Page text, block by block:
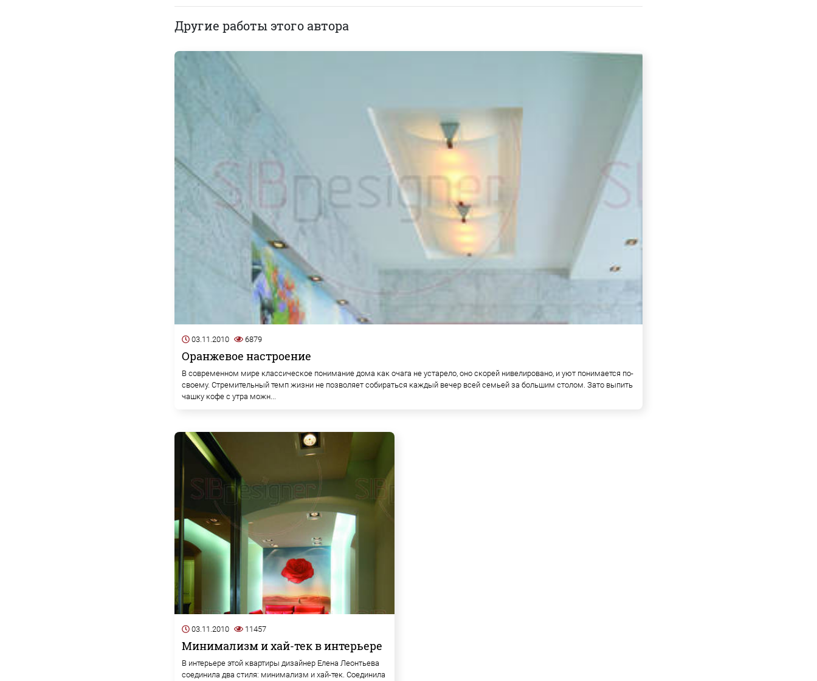
Другие работы этого автора
03.11.2010 6879
Оранжевое настроение
В современном мире классическое понимание дома как очага не устарело, оно скорей нивелировано, и уют понимается по-
своему. Стремительный темп жизни не позволяет собираться каждый вечер всей семьей за большим столом. Зато выпить
чашку кофе с утра можн...
03.11.2010 11457
Минимализм и хай-тек в интерьере
В интерьере этой квартиры дизайнер Елена Леонтьева
соединила два стиля: минимализм и хай-тек. Соединила